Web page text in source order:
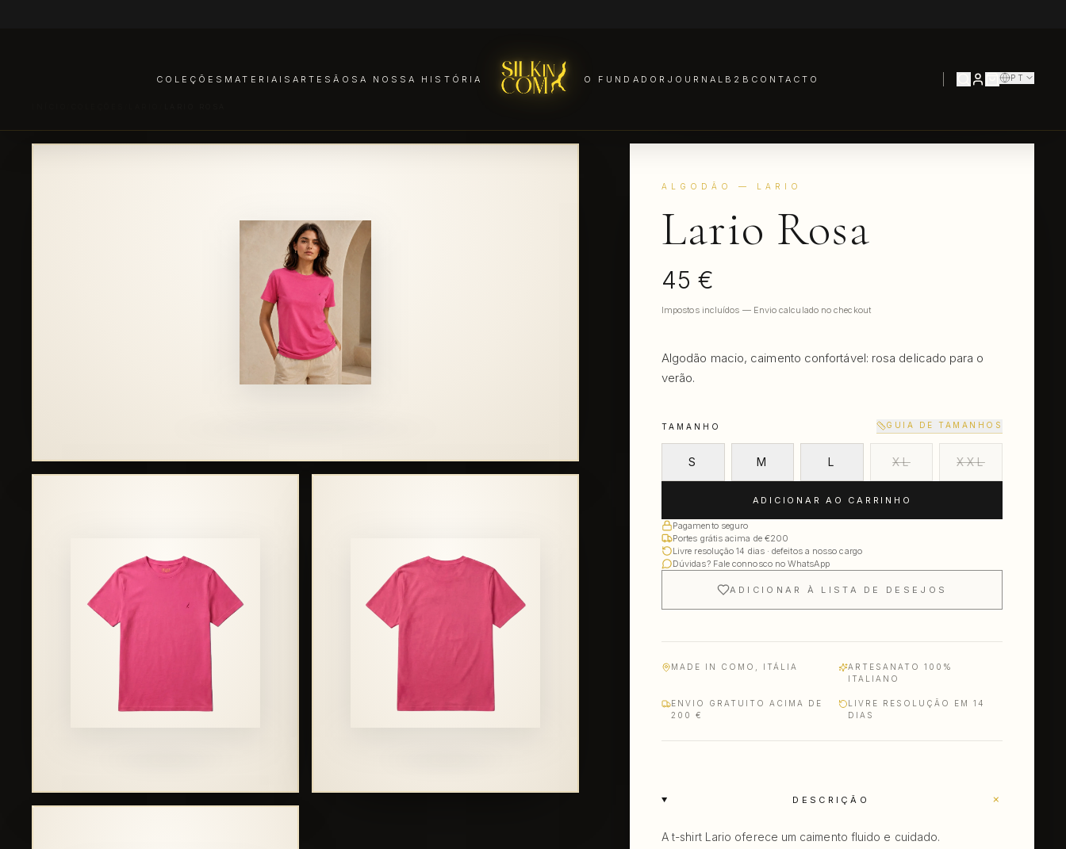
COLEÇÕES MATERIAISARTESÃOS A NOSSA HISTÓRIA O FUNDADOR JOURNAL B2B CONTACTO PT
ALGODÃO — LARIO
Lario Rosa
45 €
Impostos incluídos — Envio calculado no checkout
Algodão macio, caimento confortável: rosa delicado para o
verão.
TAMANHO GUIA DE TAMANHOS
S M L XL XXL
ADICIONAR AO CARRINHO
Pagamento seguro
Portes grátis acima de €200
Livre resolução 14 dias · defeitos a nosso cargo
Dúvidas? Fale connosco no WhatsApp
ADICIONAR À LISTA DE DESEJOS
MADE IN COMO, ITÁLIA
ARTESANATO 100%
ITALIANO
ENVIO GRATUITO ACIMA DE
200 €
LIVRE RESOLUÇÃO EM 14
DIAS
DESCRIÇÃO +
A t-shirt Lario oferece um caimento fluido e cuidado.